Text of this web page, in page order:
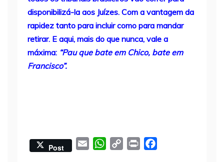
disponibilizá-la aos Juízes. Com a vantagem da
rapidez tanto para incluir como para mandar
retirar. E aqui, mais do que nunca, vale a
máxima: “Pau que bate em Chico, bate em
Francisco”.
Post
W